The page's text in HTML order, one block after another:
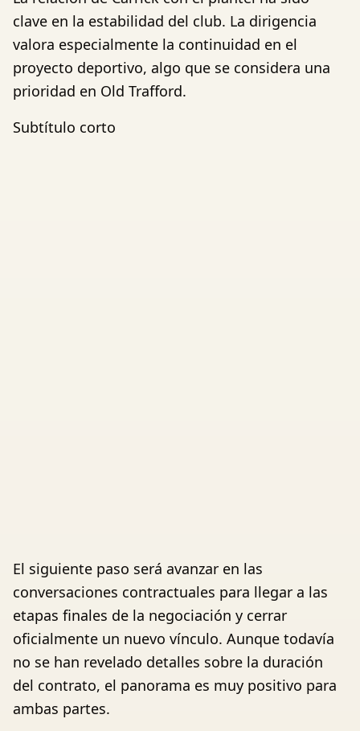
clave en la estabilidad del club. La dirigencia
valora especialmente la continuidad en el
proyecto deportivo, algo que se considera una
prioridad en Old Trafford.
Subtítulo corto
El siguiente paso será avanzar en las
conversaciones contractuales para llegar a las
etapas finales de la negociación y cerrar
oficialmente un nuevo vínculo. Aunque todavía
no se han revelado detalles sobre la duración
del contrato, el panorama es muy positivo para
ambas partes.